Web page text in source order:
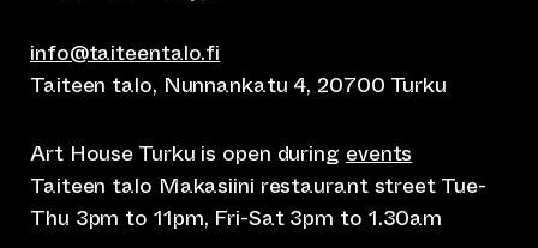
info@taiteentalo.fi
Taiteen talo, Nunnankatu 4, 20700 Turku
Art House Turku is open during events
Taiteen talo Makasiini restaurant street Tue-
Thu 3pm to 11pm, Fri-Sat 3pm to 1.30am